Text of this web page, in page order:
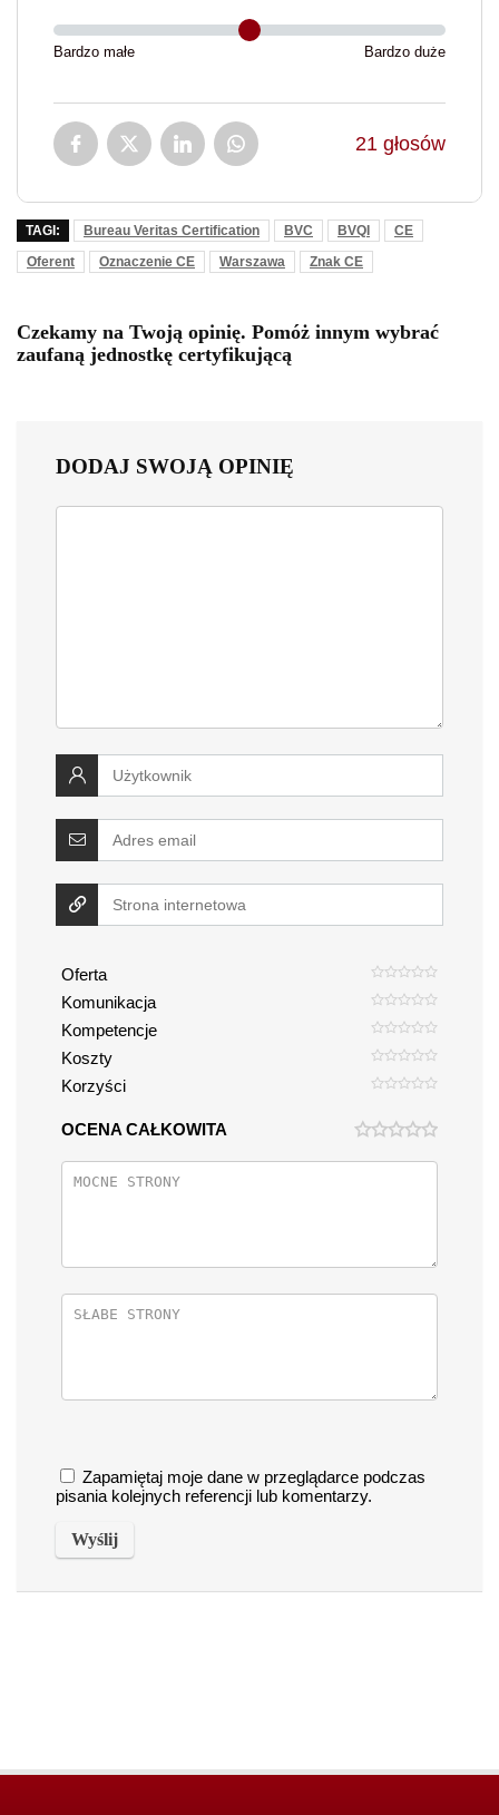
Bardzo małe Bardzo duże
21 głosów
TAGI: Bureau Veritas Certification BVC BVQI
CE
Oferent
Oznaczenie CE Warszawa Znak CE
Czekamy na Twoją opinię. Pomóż innym wybrać
zaufaną jednostkę certyfikującą
DODAJ SWOJĄ OPINIĘ
Oferta
Komunikacja
Kompetencje
Koszty
Korzyści
OCENA CAŁKOWITA
Zapamiętaj moje dane w przeglądarce podczas
pisania kolejnych referencji lub komentarzy.